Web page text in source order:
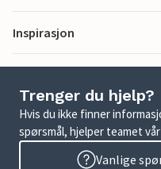
Inspirasjon
Trenger du hjelp?
Hvis du ikke finner
spørsmål, hjelper teamet
Vanlige